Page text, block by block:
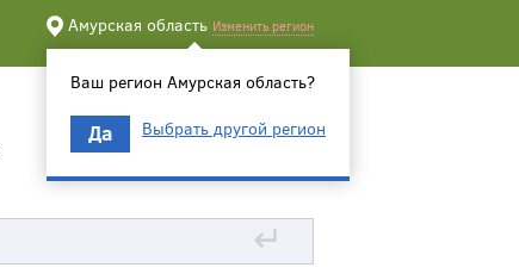
Амурская область Изменить регион
Ваш регион Амурская область?
Да Выбрать другой регион
↵